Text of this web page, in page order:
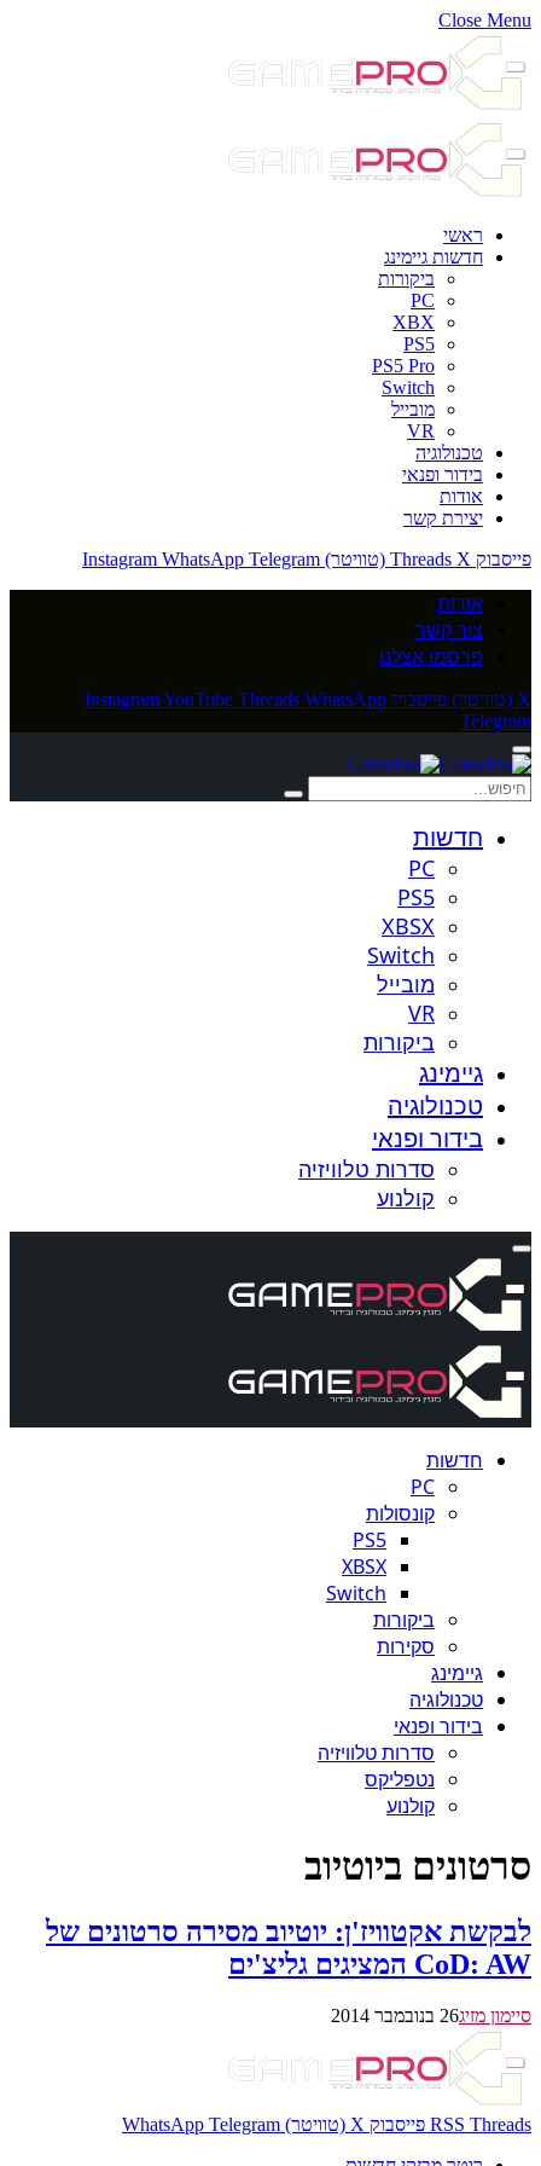
Close Menu
ראשי
חדשות גיימינג
ביקורות
PC
XBX
PS5
PS5 Pro
Switch
מובייל
VR
טכנולוגיה
בידור ופנאי
אודות
יצירת קשר
פייסבוק
Threads X (טוויטר) Instagram WhatsApp Telegram
אודות
צור קשר
פרסמו אצלנו
X (טוויטר) פייסבוק InstagramYouTube Threads WhatsApp
Telegram
חדשות
PC
PS5
XBSX
Switch
מובייל
VR
ביקורות
גיימינג
טכנולוגיה
בידור ופנאי
סדרות טלוויזיה
קולנוע
חדשות
PC
קונסולות
PS5
XBSX
Switch
ביקורות
סקירות
גיימינג
טכנולוגיה
בידור ופנאי
סדרות טלוויזיה
נטפליקס
קולנוע
סרטונים ביוטיוב
לבקשת אקטוויז'ן: יוטיוב מסירה סרטונים של
CoD: AW המציגים גליצ'ים
סיימון מזיג26 בנובמבר 2014
RSS Threads פייסבוק X (טוויטר) WhatsApp Telegram